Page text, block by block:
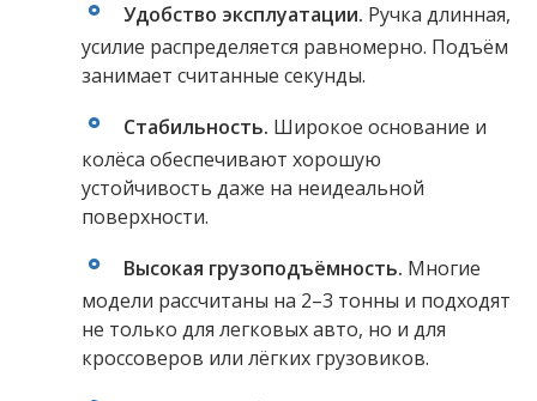
Удобство эксплуатации. Ручка длинная,
усилие распределяется равномерно. Подъём
занимает считанные секунды.
Стабильность. Широкое основание и
колёса обеспечивают хорошую
устойчивость даже на неидеальной
поверхности.
Высокая грузоподъёмность. Многие
модели рассчитаны на 2–3 тонны и подходят
не только для легковых авто, но и для
кроссоверов или лёгких грузовиков.